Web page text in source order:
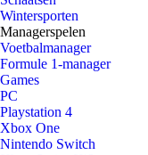
Wintersporten
Managerspelen
Voetbalmanager
Formule 1-manager
Games
PC
Playstation 4
Xbox One
Nintendo Switch